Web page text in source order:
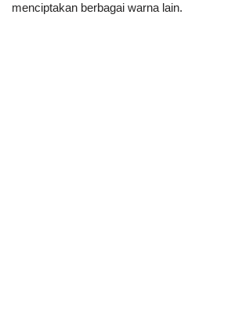
menciptakan berbagai warna lain.